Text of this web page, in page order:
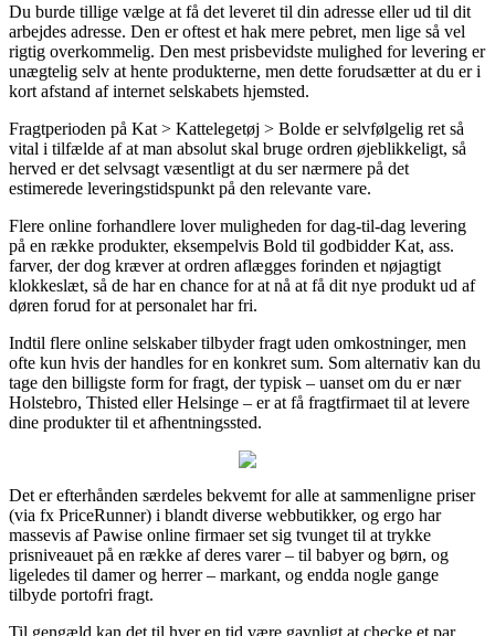
Du burde tillige vælge at få det leveret til din adresse eller ud til dit
arbejdes adresse. Den er oftest et hak mere pebret, men lige så vel
rigtig overkommelig. Den mest prisbevidste mulighed for levering er
unægtelig selv at hente produkterne, men dette forudsætter at du er i
kort afstand af internet selskabets hjemsted.
Fragtperioden på Kat > Kattelegetøj > Bolde er selvfølgelig ret så
vital i tilfælde af at man absolut skal bruge ordren øjeblikkeligt, så
herved er det selvsagt væsentligt at du ser nærmere på det
estimerede leveringstidspunkt på den relevante vare.
Flere online forhandlere lover muligheden for dag-til-dag levering
på en række produkter, eksempelvis Bold til godbidder Kat, ass.
farver, der dog kræver at ordren aflægges forinden et nøjagtigt
klokkeslæt, så de har en chance for at nå at få dit nye produkt ud af
døren forud for at personalet har fri.
Indtil flere online selskaber tilbyder fragt uden omkostninger, men
ofte kun hvis der handles for en konkret sum. Som alternativ kan du
tage den billigste form for fragt, der typisk – uanset om du er nær
Holstebro, Thisted eller Helsinge – er at få fragtfirmaet til at levere
dine produkter til et afhentningssted.
Det er efterhånden særdeles bekvemt for alle at sammenligne priser
(via fx PriceRunner) i blandt diverse webbutikker, og ergo har
massevis af Pawise online firmaer set sig tvunget til at trykke
prisniveauet på en række af deres varer – til babyer og børn, og
ligeledes til damer og herrer – markant, og endda nogle gange
tilbyde portofri fragt.
Til gengæld kan det til hver en tid være gavnligt at checke et par